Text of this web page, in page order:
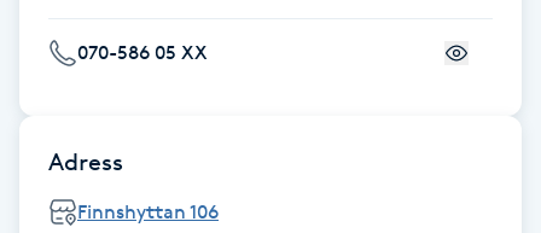
Föning
070-586 05 XX
Adress
Finnshyttan 106